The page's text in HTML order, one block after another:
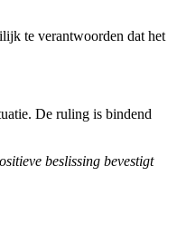
te verantwoorden dat het
De ruling is bindend
beslissing bevestigt